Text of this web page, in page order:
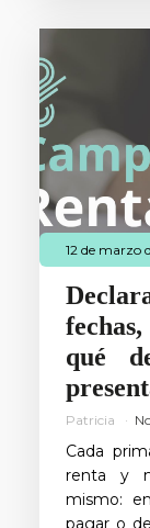
12 de marzo
qué
Patricia
Cada
renta y
mismo:
pagar o